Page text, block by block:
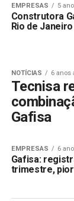
EMPRESAS 5
Construtora
Rio de Janeiro
NOTÍCIAS 6 anos
Tecnisa
Gafisa
EMPRESAS 6
Gafisa:
trimestre,